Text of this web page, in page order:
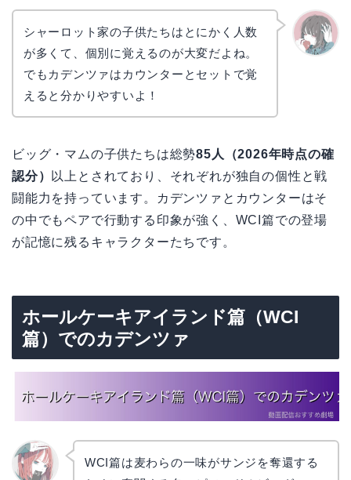
シャーロット家の子供たちはとにかく人数
が多くて、個別に覚えるのが大変だよね。
でもカデンツァはカウンターとセットで覚
えると分かりやすいよ！
ビッグ・マムの子供たちは総勢85人（2026年時点の確
認分）
以上とされており、それぞれが独自の個性と戦
闘能力を持っています。カデンツァとカウンターはそ
の中でもペアで行動する印象が強く、WCI篇での登場
が記憶に残るキャラクターたちです。
ホールケーキアイランド篇（WCI
篇）でのカデンツァ
WCI篇は麦わらの一味がサンジを奪還する